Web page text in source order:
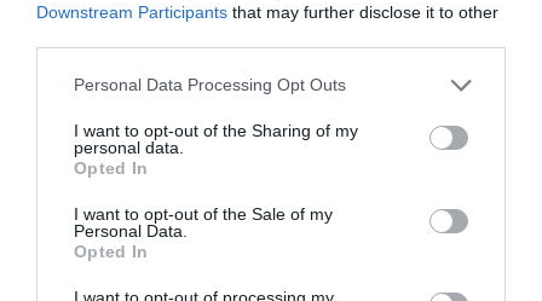
Downstream Participants that may further disclose it to other
Personal Data Processing Opt Outs
I want to opt-out of the Sharing of my
personal data.
Opted In
I want to opt-out of the Sale of my
Personal Data.
Opted In
I want to opt-out of processing my